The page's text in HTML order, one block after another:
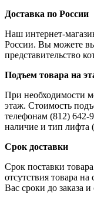
Доставка по России
Наш интернет-
России. Вы можете
представительство
Подъем товара на
При необходимости
этаж. Стоимость
телефонам (812) 642-
наличие и тип лифта
Срок доставки
Срок поставки
отсутствия товара
Вас сроки до заказа